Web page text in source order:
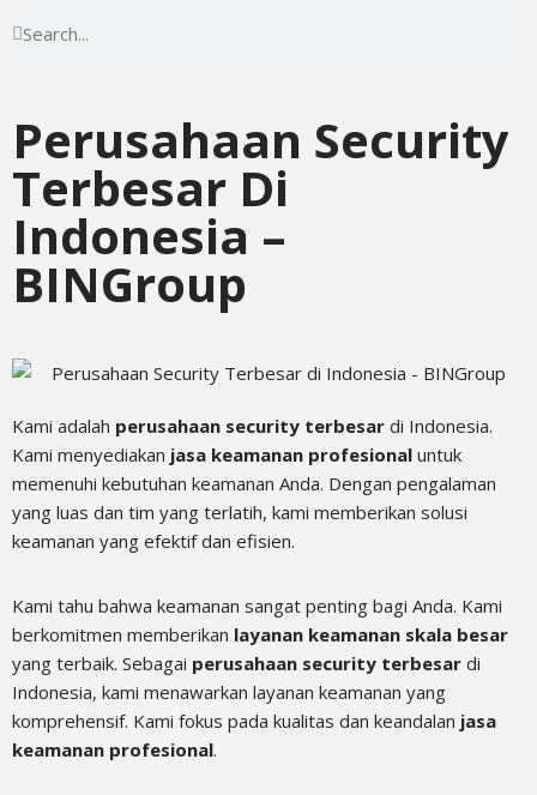
Perusahaan Security
Terbesar Di
Indonesia –
BINGroup
Kami adalah perusahaan security terbesar di Indonesia.
Kami menyediakan jasa keamanan profesional untuk
memenuhi kebutuhan keamanan Anda. Dengan pengalaman
yang luas dan tim yang terlatih, kami memberikan solusi
keamanan yang efektif dan efisien.
Kami tahu bahwa keamanan sangat penting bagi Anda. Kami
berkomitmen memberikan layanan keamanan skala besar
yang terbaik. Sebagai perusahaan security terbesar di
Indonesia, kami menawarkan layanan keamanan yang
komprehensif. Kami fokus pada kualitas dan keandalan jasa
keamanan profesional.